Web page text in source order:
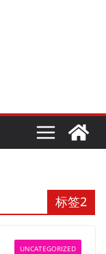
标签2
UNCATEGORIZED